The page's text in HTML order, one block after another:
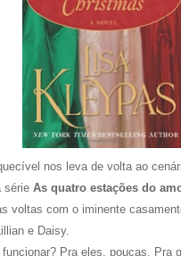
nos leva de volta ao
série As quatro estações do
voltas com o iminente
e Daisy.
Pra eles, poucas. Pra